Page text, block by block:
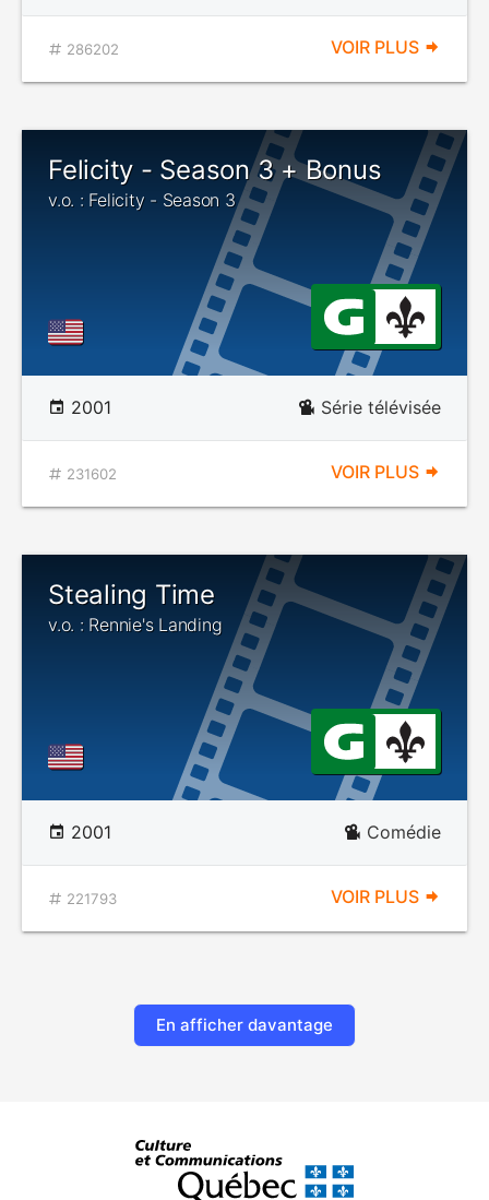
286202 VOIR PLUS
Felicity - Season 3 + Bonus
v.o. : Felicity - Season 3
2001 Série télévisée
231602 VOIR PLUS
Stealing Time
v.o. : Rennie's Landing
2001 Comédie
221793 VOIR PLUS
En afficher davantage